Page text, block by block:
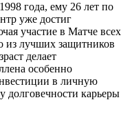
года, ему 26 лет по
уже достиг
участие в Матче всех
из лучших защитников
делает
особенно
в личную
долговечности карьеры